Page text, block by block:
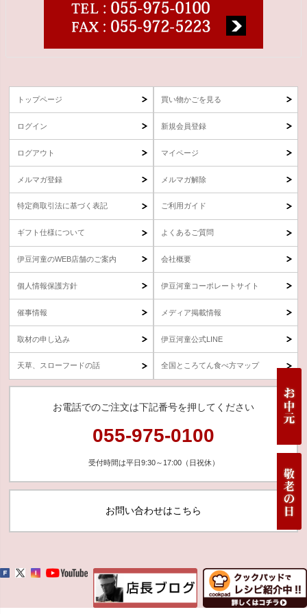
トップページ 買い物かごを見る
ログイン 新規会員登録
ログアウト マイページ
メルマガ登録 メルマガ解除
特定商取引法に基づく表記 ご利用ガイド
ギフト仕様について よくあるご質問
伊豆河童のWEB店舗のご案内 会社概要
個人情報保護方針 伊豆河童コーポレートサイト
催事情報 メディア掲載情報
取材の申し込み 伊豆河童公式LINE
天草、スローフードの話 全国ところてん食べ方マップ
お電話でのご注文は下記番号を押してください
055-975-0100
受付時間は平日9:30～17:00（日祝休）
お問い合わせはこちら